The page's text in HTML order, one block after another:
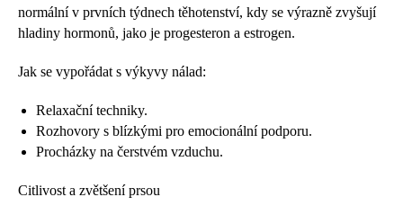
normální v prvních týdnech těhotenství, kdy se výrazně zvyšují
hladiny hormonů, jako je progesteron a estrogen.
Jak se vypořádat s výkyvy nálad:
Relaxační techniky.
Rozhovory s blízkými pro emocionální podporu.
Procházky na čerstvém vzduchu.
Citlivost a zvětšení prsou